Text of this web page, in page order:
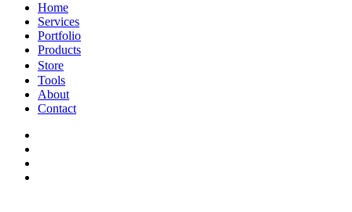
Home
Services
Portfolio
Products
Store
Tools
About
Contact